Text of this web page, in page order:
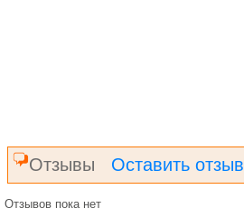
Отзывы Оставить отзыв
Отзывов пока нет